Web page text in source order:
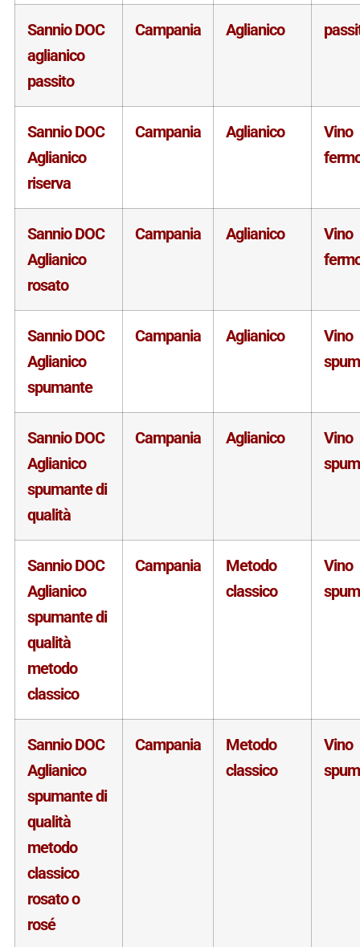
Sannio DOC
aglianico
passito
Campania Aglianico
Sannio DOC
Aglianico
riserva
Campania Aglianico
Vino
Sannio DOC
Aglianico
rosato
Campania Aglianico
Vino
Sannio DOC
Aglianico
spumante
Campania Aglianico
Vino
Sannio DOC
Aglianico
spumante di
qualità
Campania Aglianico
Vino
Sannio DOC
Aglianico
spumante di
qualità
metodo
classico
Campania
Metodo
classico
Vino
Sannio DOC
Aglianico
spumante di
qualità
metodo
classico
rosato o
rosé
Campania
Metodo
classico
Vino